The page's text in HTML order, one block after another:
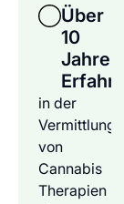
Über
10
Jahre
in der
Vermittlung
von
Cannabis
Therapien